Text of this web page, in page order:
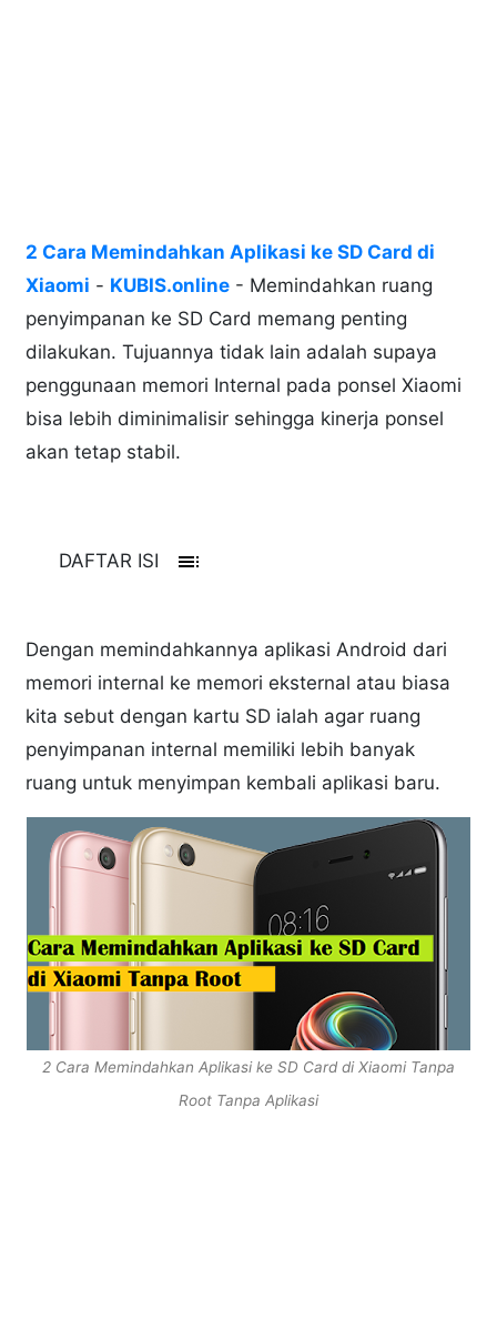
2 Cara Memindahkan Aplikasi ke SD Card di
Xiaomi - KUBIS.online - Memindahkan ruang
penyimpanan ke SD Card memang penting
dilakukan. Tujuannya tidak lain adalah supaya
penggunaan memori Internal pada ponsel Xiaomi
bisa lebih diminimalisir sehingga kinerja ponsel
akan tetap stabil.
DAFTAR ISI toc
Dengan memindahkannya aplikasi Android dari
memori internal ke memori eksternal atau biasa
kita sebut dengan kartu SD ialah agar ruang
penyimpanan internal memiliki lebih banyak
ruang untuk menyimpan kembali aplikasi baru.
2 Cara Memindahkan Aplikasi ke SD Card di Xiaomi Tanpa
Root Tanpa Aplikasi